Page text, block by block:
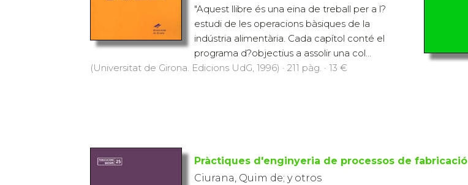
"Aquest llibre és una eina de treball per a l?
estudi de les operacions bàsiques de la
indústria alimentària. Cada capítol conté el
programa d?objectius a assolir una col...
(Universitat de Girona. Edicions UdG, 1996) · 211 pàg. · 13 €
Pràctiques d'enginyeria de processos de fabricació
Ciurana, Quim de; y otros